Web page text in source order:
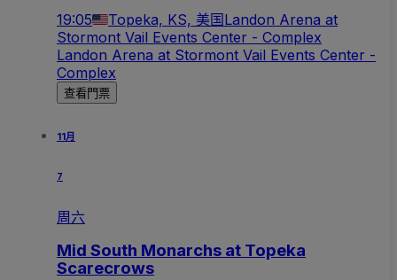
19:05 Topeka, KS, 美国Landon Arena at
Stormont Vail Events Center - Complex
Landon Arena at Stormont Vail Events Center -
Complex
查看門票
11月
7
周六
Mid South Monarchs at Topeka
Scarecrows